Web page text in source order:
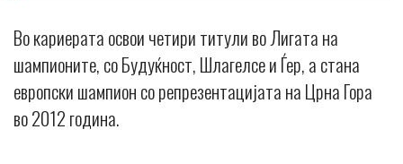
Во кариерата освои четири титули во Лигата на
шампионите, со Будуќност, Шлагелсе и Ѓер, а стана
европски шампион со репрезентацијата на Црна Гора
во 2012 година.